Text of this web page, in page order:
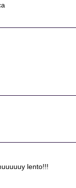
lento!!!